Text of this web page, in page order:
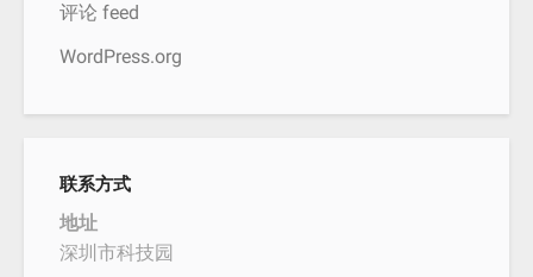
评论 feed
WordPress.org
联系方式
地址
深圳市科技园